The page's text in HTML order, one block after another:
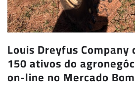
Louis Dreyfus Company
150 ativos do
on-line no Mercado